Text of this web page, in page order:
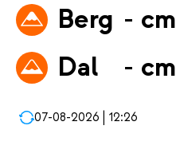
Berg - cm
Dal
- cm
07-08-2026 | 12:26